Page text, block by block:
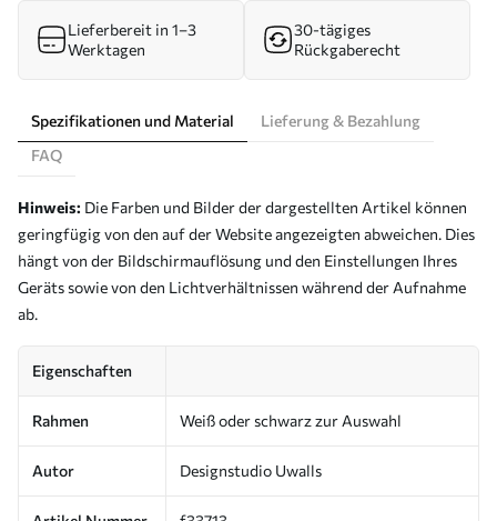
Lieferbereit in 1–3
Werktagen
30-tägiges
Rückgaberecht
Spezifikationen und Material
Lieferung & Bezahlung
FAQ
Hinweis: Die Farben und Bilder der dargestellten Artikel können
geringfügig von den auf der Website angezeigten abweichen. Dies
hängt von der Bildschirmauflösung und den Einstellungen Ihres
Geräts sowie von den Lichtverhältnissen während der Aufnahme
ab.
Eigenschaften
Rahmen Weiß oder schwarz zur Auswahl
Autor Designstudio Uwalls